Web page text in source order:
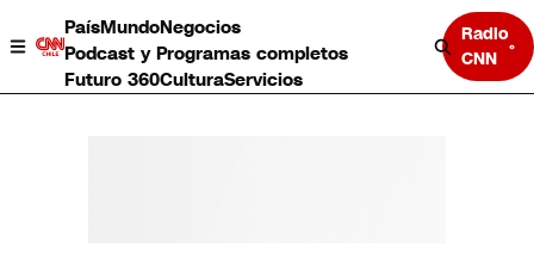
PaísMundoNegocios
Podcast y Programas completos
Futuro 360CulturaServicios
Radio
CNN